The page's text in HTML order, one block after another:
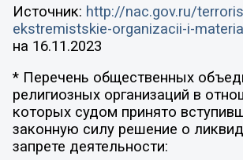
Источник: http://nac.gov.ru/
ekstremistskie-organizacii-i-
на 16.11.2023
* Перечень общественных
религиозных организаций в
которых судом принято
законную силу решение о
запрете деятельности: